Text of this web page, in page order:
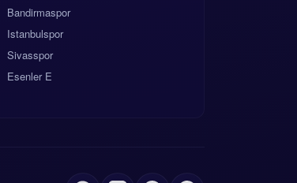
Bandirmaspor
Istanbulspor
Sivasspor
Esenler E